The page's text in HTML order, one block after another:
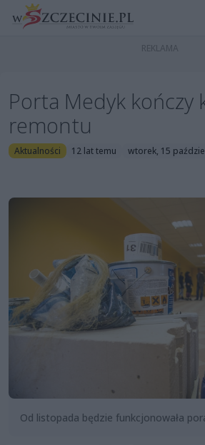
Porta Medyk kończy
remontu
Aktualności 12 lat temu wtorek, 15
Od listopada będzie funkcjonowała